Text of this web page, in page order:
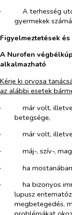
·​
A terhesség
gyermekek
Figyelmeztetések
A Nurofen
alkalmazható
Kérje ki orvosa
az alábbi esetek
·​
már volt,
betegsége,
·​
már volt,
·​
máj-, szív-,
·​
ha
·​
ha bizonyos
lupusz
megbetegedés,